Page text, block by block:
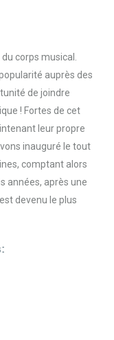
corps musical.
auprès des
de joindre
! Fortes de cet
leur propre
inauguré le tout
comptant alors
années, après une
devenu le plus